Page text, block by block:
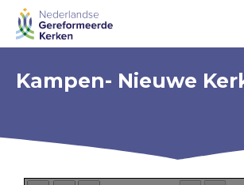
Skip
navigation
Kampen- Nieuwe